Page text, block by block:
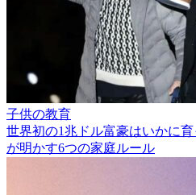
子供の教育
世界初の1兆ドル富豪はいかに
が明かす6つの家庭ルール